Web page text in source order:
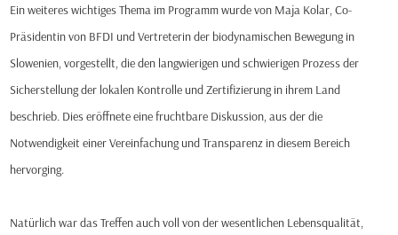
Ein weiteres wichtiges Thema im Programm wurde von Maja Kolar, Co-
Präsidentin von BFDI und Vertreterin der biodynamischen Bewegung in
Slowenien, vorgestellt, die den langwierigen und schwierigen Prozess der
Sicherstellung der lokalen Kontrolle und Zertifizierung in ihrem Land
beschrieb. Dies eröffnete eine fruchtbare Diskussion, aus der die
Notwendigkeit einer Vereinfachung und Transparenz in diesem Bereich
hervorging.
Natürlich war das Treffen auch voll von der wesentlichen Lebensqualität,